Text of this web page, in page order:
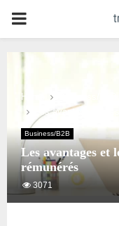
PRIMARY
MENU
Home
Les avantages et
Business/B2B
Les avantages et
rémunérés
3071